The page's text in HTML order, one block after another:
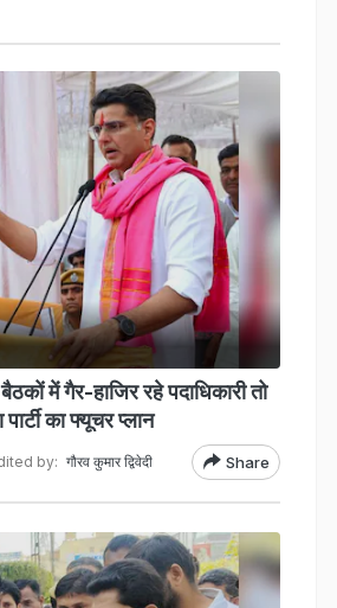
में गैर-हाजिर रहे पदाधिकारी तो
का फ्यूचर प्लान
by: गौरव कुमार द्विवेदी Share